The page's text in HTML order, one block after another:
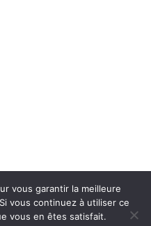
| Propulsé par
vous garantir la meilleure
vous continuez à utiliser ce
vous en êtes satisfait.